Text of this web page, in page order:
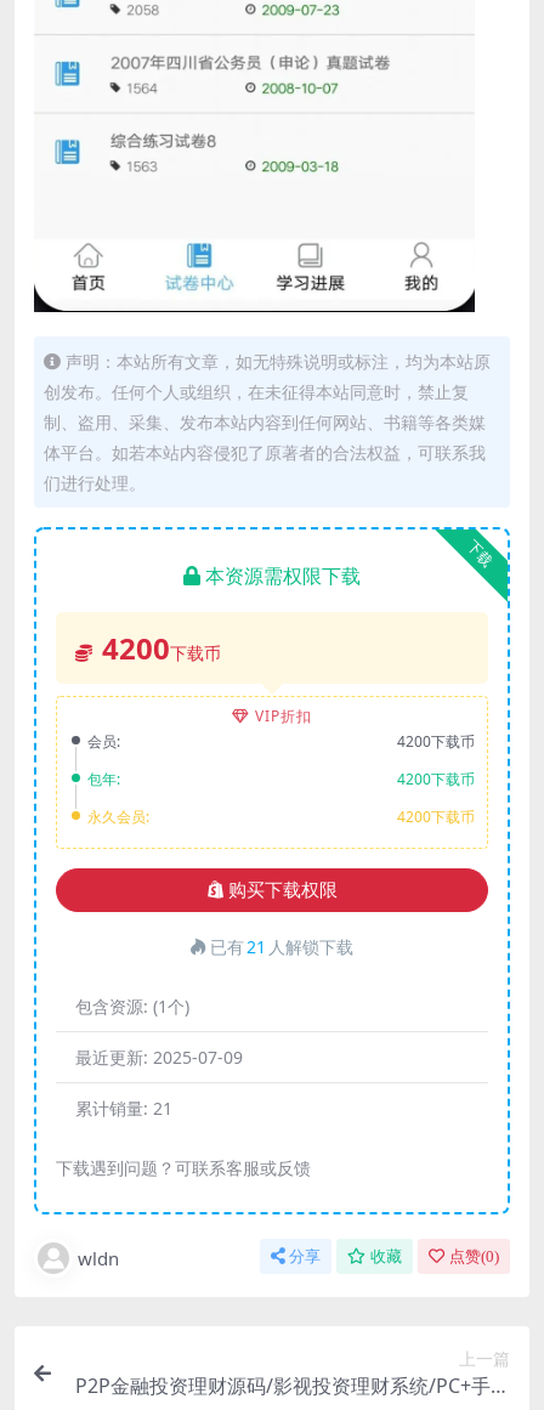
声明：本站所有文章，如无特殊说明或标注，均为本站原
创发布。任何个人或组织，在未征得本站同意时，禁止复
制、盗用、采集、发布本站内容到任何网站、书籍等各类媒
体平台。如若本站内容侵犯了原著者的合法权益，可联系我
们进行处理。
下载
本资源需权限下载
4200下载币
VIP折扣
会员:
4200下载币
包年:
4200下载币
永久会员:
4200下载币
购买下载权限
已有21 人解锁下载
包含资源: (1个)
最近更新: 2025-07-09
累计销量: 21
下载遇到问题？可联系客服或反馈
wldn 分享 收藏 点赞(0)
上一篇
P2P金融投资理财源码/影视投资理财系统/PC+手机